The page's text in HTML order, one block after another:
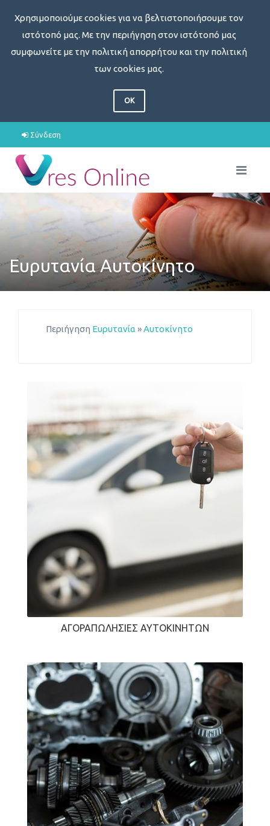
Χρησιμοποιούμε cookies για να βελτιστοποιήσουμε τον
ιστότοπό μας. Με την περιήγηση στον ιστότοπό μας
συμφωνείτε με την πολιτική απορρήτου και την πολιτική
των cookies μας.
OK
Σύνδεση
Ευρυτανία Αυτοκίνητο
Περιήγηση Ευρυτανία »Αυτοκίνητο
ΑΓΟΡΑΠΩΛΗΣΊΕΣ ΑΥΤΟΚΙΝΉΤΩΝ